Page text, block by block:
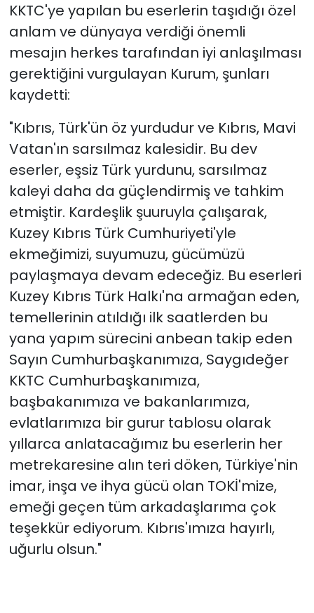
KKTC'ye yapılan bu eserlerin taşıdığı özel
anlam ve dünyaya verdiği önemli
mesajın herkes tarafından iyi anlaşılması
gerektiğini vurgulayan Kurum, şunları
kaydetti:
"Kıbrıs, Türk'ün öz yurdudur ve Kıbrıs, Mavi
Vatan'ın sarsılmaz kalesidir. Bu dev
eserler, eşsiz Türk yurdunu, sarsılmaz
kaleyi daha da güçlendirmiş ve tahkim
etmiştir. Kardeşlik şuuruyla çalışarak,
Kuzey Kıbrıs Türk Cumhuriyeti'yle
ekmeğimizi, suyumuzu, gücümüzü
paylaşmaya devam edeceğiz. Bu eserleri
Kuzey Kıbrıs Türk Halkı'na armağan eden,
temellerinin atıldığı ilk saatlerden bu
yana yapım sürecini anbean takip eden
Sayın Cumhurbaşkanımıza, Saygıdeğer
KKTC Cumhurbaşkanımıza,
başbakanımıza ve bakanlarımıza,
evlatlarımıza bir gurur tablosu olarak
yıllarca anlatacağımız bu eserlerin her
metrekaresine alın teri döken, Türkiye'nin
imar, inşa ve ihya gücü olan TOKİ'mize,
emeği geçen tüm arkadaşlarıma çok
teşekkür ediyorum. Kıbrıs'ımıza hayırlı,
uğurlu olsun."